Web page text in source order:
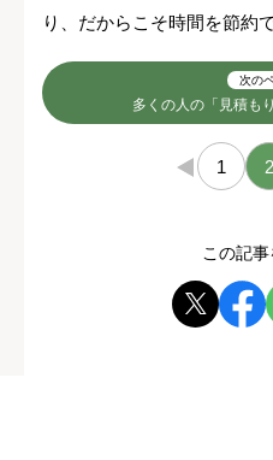
り、だからこそ時間を節約
次の
多くの人の「見積も
← 1 2
この記